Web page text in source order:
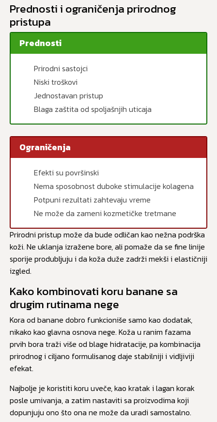
Prednosti i ograničenja prirodnog
pristupa
Prednosti
Prirodni sastojci
Niski troškovi
Jednostavan pristup
Blaga zaštita od spoljašnjih uticaja
Ograničenja
Efekti su površinski
Nema sposobnost duboke stimulacije kolagena
Potpuni rezultati zahtevaju vreme
Ne može da zameni kozmetičke tretmane
Prirodni pristup može da bude odličan kao nežna podrška
koži. Ne uklanja izražene bore, ali pomaže da se fine linije
sporije produbljuju i da koža duže zadrži mekši i elastičniji
izgled.
Kako kombinovati koru banane sa
drugim rutinama nege
Kora od banane dobro funkcioniše samo kao dodatak,
nikako kao glavna osnova nege. Koža u ranim fazama
prvih bora traži više od blage hidratacije, pa kombinacija
prirodnog i ciljano formulisanog daje stabilniji i vidljiviji
efekat.
Najbolje je koristiti koru uveče, kao kratak i lagan korak
posle umivanja, a zatim nastaviti sa proizvodima koji
dopunjuju ono što ona ne može da uradi samostalno.